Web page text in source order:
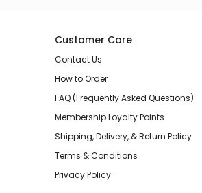
Customer Care
Contact Us
How to Order
FAQ (Frequently Asked Questions)
Membership Loyalty Points
Shipping, Delivery, & Return Policy
Terms & Conditions
Privacy Policy